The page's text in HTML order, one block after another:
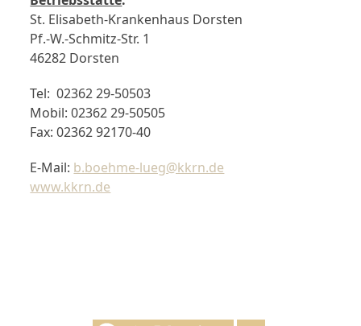
St. Elisabeth-Krankenhaus Dorsten
Pf.-W.-Schmitz-Str. 1
46282 Dorsten
Tel: 02362 29-50503
Mobil: 02362 29-50505
Fax: 02362 92170-40
E-Mail: b.boehme-lueg@kkrn.de
www.kkrn.de